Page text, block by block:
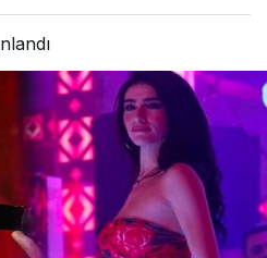
esi!’